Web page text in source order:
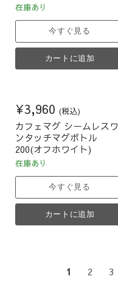
在庫あり
今すぐ見る
カートに追加
¥3,960 (税込)
カフェマグ シームレスワ
ンタッチマグボトル
200(オフホワイト)
在庫あり
今すぐ見る
カートに追加
1 2 3